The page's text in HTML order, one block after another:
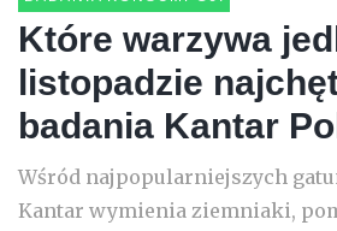
Które warzywa
listopadzie
badania Kantar
Wśród najpopularniejszych
Kantar wymienia ziemniaki,